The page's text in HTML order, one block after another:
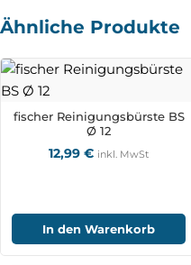
Ähnliche Produkte
fischer Reinigungsbürste BS
Ø 12
12,99 € inkl. MwSt
In den Warenkorb